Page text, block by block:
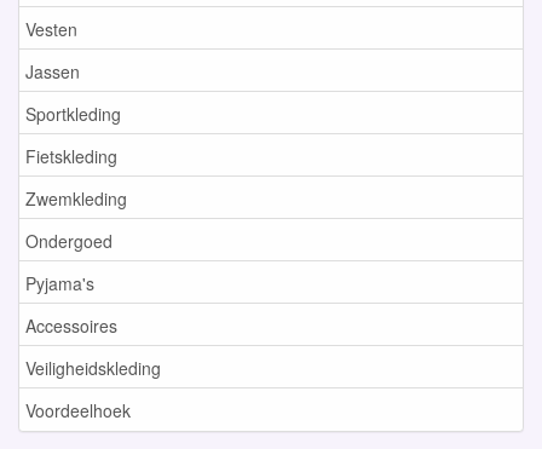
Vesten
Jassen
Sportkleding
Fietskleding
Zwemkleding
Ondergoed
Pyjama's
Accessoires
Veiligheidskleding
Voordeelhoek